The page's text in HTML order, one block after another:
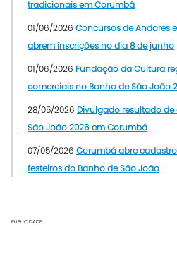
tradicionais em Corumbá
01/06/2026 Concursos de Andores
abrem inscrições no dia 8 de junho
01/06/2026 Fundação da Cultura
comerciais no Banho de São João
28/05/2026 Divulgado resultado
São João 2026 em Corumbá
07/05/2026 Corumbá abre
festeiros do Banho de São João
PUBLICIDADE